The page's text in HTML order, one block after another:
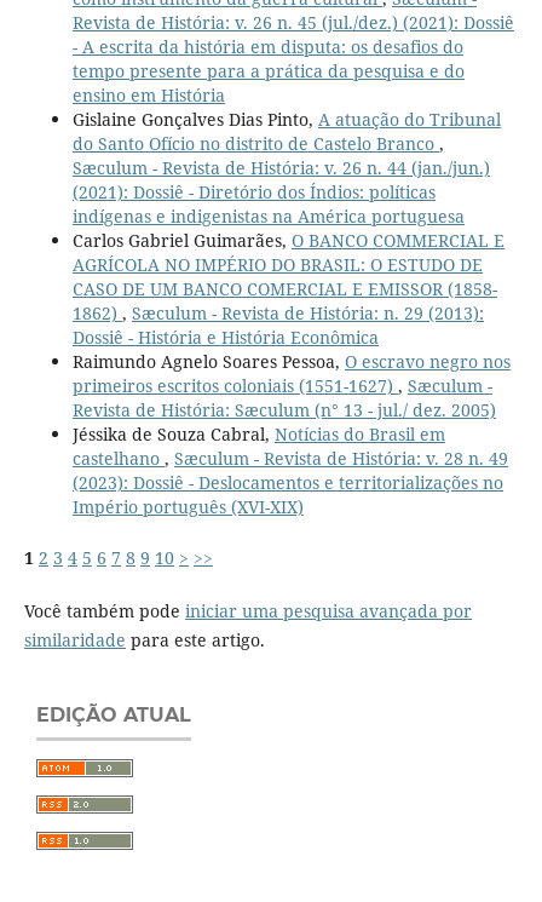
Revista de História: v. 26 n. 45 (jul./dez.) (2021): Dossiê
- A escrita da história em disputa: os desafios do
tempo presente para a prática da pesquisa e do
ensino em História
Gislaine Gonçalves Dias Pinto, A atuação do Tribunal
do Santo Ofício no distrito de Castelo Branco ,
Sæculum - Revista de História: v. 26 n. 44 (jan./jun.)
(2021): Dossiê - Diretório dos Índios: políticas
indígenas e indigenistas na América portuguesa
Carlos Gabriel Guimarães, O BANCO COMMERCIAL E
AGRÍCOLA NO IMPÉRIO DO BRASIL: O ESTUDO DE
CASO DE UM BANCO COMERCIAL E EMISSOR (1858-
1862) , Sæculum - Revista de História: n. 29 (2013):
Dossiê - História e História Econômica
Raimundo Agnelo Soares Pessoa, O escravo negro nos
primeiros escritos coloniais (1551-1627) , Sæculum -
Revista de História: Sæculum (n° 13 - jul./ dez. 2005)
Jéssika de Souza Cabral, Notícias do Brasil em
castelhano , Sæculum - Revista de História: v. 28 n. 49
(2023): Dossiê - Deslocamentos e territorializações no
Império português (XVI-XIX)
1 2 3 4 5 6 7 8 9 10 > >>
Você também pode iniciar uma pesquisa avançada por
similaridade para este artigo.
EDIÇÃO ATUAL